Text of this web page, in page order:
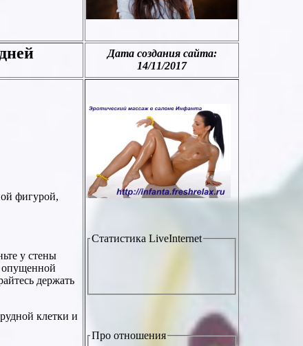
Дата создания сайта:
14/11/2017
фигурой,
у стены
опущенной
держать
клетки и
Статистика LiveInternet
Про отношения